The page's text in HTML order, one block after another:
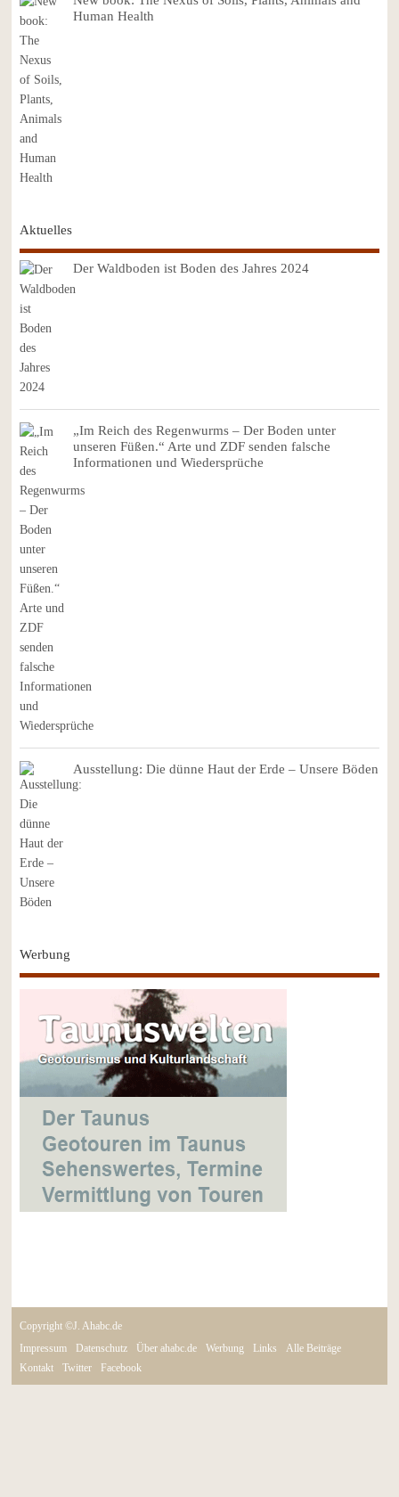
Human Health
Aktuelles
Der Waldboden ist Boden des Jahres 2024
„Im Reich des Regenwurms – Der Boden unter
unseren Füßen.“ Arte und ZDF senden falsche
Informationen und Wiedersprüche
Ausstellung: Die dünne Haut der Erde – Unsere Böden
Werbung
Copyright ©J. Ahabc.de
Impressum
Datenschutz Über ahabc.de Werbung Links
Alle Beiträge
Kontakt
Twitter Facebook